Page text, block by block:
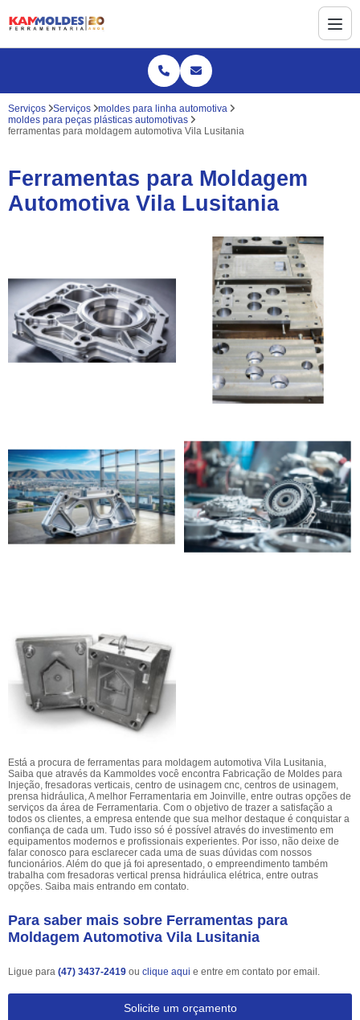
Serviços Serviços
moldes para linha automotiva
moldes para peças plásticas automotivas
ferramentas para moldagem automotiva Vila Lusitania
Ferramentas para Moldagem
Automotiva Vila Lusitania
Está a procura de ferramentas para moldagem automotiva Vila Lusitania,
Saiba que através da Kammoldes você encontra Fabricação de Moldes para
Injeção, fresadoras verticais, centro de usinagem cnc, centros de usinagem,
prensa hidráulica, A melhor Ferramentaria em Joinville, entre outras opções de
serviços da área de Ferramentaria. Com o objetivo de trazer a satisfação a
todos os clientes, a empresa entende que sua melhor destaque é conquistar a
confiança de cada um. Tudo isso só é possível através do investimento em
equipamentos modernos e profissionais experientes. Por isso, não deixe de
falar conosco para esclarecer cada uma de suas dúvidas com nossos
funcionários. Além do que já foi apresentado, o empreendimento também
trabalha com fresadoras vertical prensa hidráulica elétrica, entre outras
opções. Saiba mais entrando em contato.
Para saber mais sobre Ferramentas para
Moldagem Automotiva Vila Lusitania
Ligue para (47) 3437-2419 ou clique aqui e entre em contato por email.
Solicite um orçamento